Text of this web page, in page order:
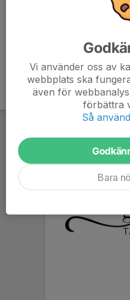
Vi använder oss av
webbplats ska
även för
förbättra
Så
Bara